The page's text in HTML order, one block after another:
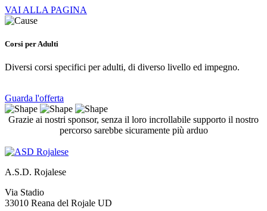
VAI ALLA PAGINA
Corsi per Adulti
Diversi corsi specifici per adulti, di diverso livello ed impegno.
Guarda l'offerta
Grazie ai nostri sponsor, senza il loro incrollabile supporto il nostro
percorso sarebbe sicuramente più arduo
A.S.D. Rojalese
Via Stadio
33010 Reana del Rojale UD